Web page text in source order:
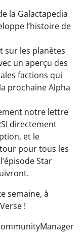
la Galactapedia
l’histoire de
sur les planètes
un aperçu des
factions qui
prochaine Alpha
notre lettre
directement
et le
pour tous les
Star
semaine, à
!